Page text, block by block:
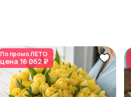
По промоЛЕТО
цена 16 062 ₽